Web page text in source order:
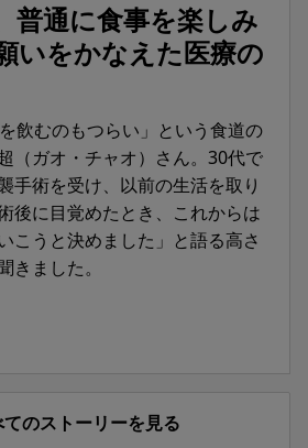
普通に食事を楽しみ
いをかなえた医療の
飲むのもつらい」という食道の
（ガオ・チャオ）さん。30代で
手術を受け、以前の生活を取り
後に目覚めたとき、これからは
こうと決めました」と語る高さ
きました。
のストーリーを見る